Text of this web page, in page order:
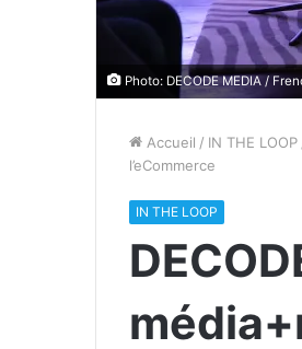
Photo: DECODE MEDIA /
Accueil / IN THE LOOP
l’eCommerce
IN THE LOOP